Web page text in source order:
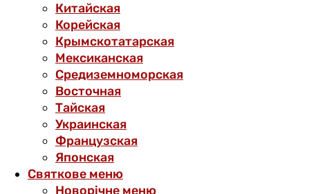
Китайская
Корейская
Крымскотатарская
Мексиканская
Средиземноморская
Восточная
Тайская
Украинская
Французская
Японская
Святкове меню
Новорічне меню